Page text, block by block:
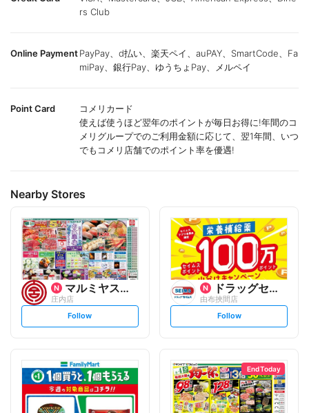
rs Club
Online PaymentPayPay、d払い、楽天ペイ、auPAY、SmartCode、Fa
miPay、銀行Pay、ゆうちょPay、メルペイ
Point Card
コメリカード
使えば使うほど翌年のポイントが毎日お得に!年間のコ
メリグループでのご利用金額に応じて、翌1年間、いつ
でもコメリ店舗でのポイント率を優遇!
Nearby Stores
マルミヤストア
庄内店
s
t
l
o
w
Follow
ドラッグセイムス
由布挾間店
s
t
o
w
Follow
End Today